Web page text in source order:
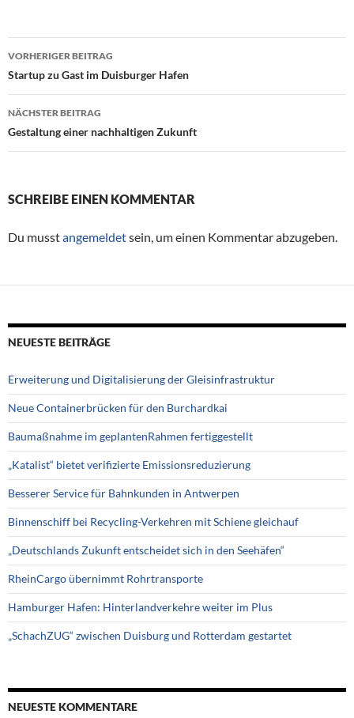
Beitragsnavigation
VORHERIGER BEITRAG
Startup zu Gast im Duisburger Hafen
NÄCHSTER BEITRAG
Gestaltung einer nachhaltigen Zukunft
SCHREIBE EINEN KOMMENTAR
Du musstangemeldetsein, um einen Kommentar abzugeben.
NEUESTE BEITRÄGE
Erweiterung und Digitalisierung der Gleisinfrastruktur
Neue Containerbrücken für den Burchardkai
Baumaßnahme im geplantenRahmen fertiggestellt
„Katalist“ bietet verifizierte Emissionsreduzierung
Besserer Service für Bahnkunden in Antwerpen
Binnenschiff bei Recycling-Verkehren mit Schiene gleichauf
„Deutschlands Zukunft entscheidet sich in den Seehäfen“
RheinCargo übernimmt Rohrtransporte
Hamburger Hafen: Hinterlandverkehre weiter im Plus
„SchachZUG“ zwischen Duisburg und Rotterdam gestartet
NEUESTE KOMMENTARE